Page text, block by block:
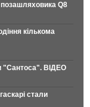
позашляховика Q8
кількома
"Сантоса". ВІДЕО
стали